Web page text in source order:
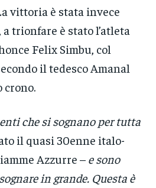
vittoria è stata invece
trionfare è stato l’atleta
Felix Simbu, col
il tedesco Amanal
crono.
che si sognano per tutta
il quasi 30enne italo-
Azzurre – e sono
in grande. Questa è